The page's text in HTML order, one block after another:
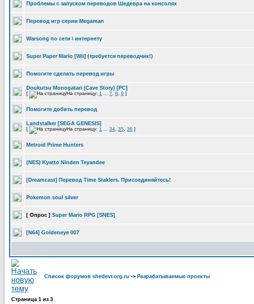
Проблемы с запуском переводов Шедевра на консолях
Перевод игр серии Megaman
Warsong по сети \ интернету
Super Paper Mario [Wii] (требуется переводчик!)
Помогите сделать перевод игры
Doukutsu Monogatari (Cave Story) [PC]
[ На страницу: 1 7 8 9 ]
Помогите добить перевод
Landstalker [SEGA GENESIS]
[ На страницу: 1 34 35 36 ]
Metroid Prime Hunters
(NES) Kyatto Ninden Teyandee
[Dreamcast] Перевод Time Staklers. Присоединяйтесь!
Pokemon soul silver
[ Опрос ] Super Mario RPG [SNES]
[N64] Goldeneye 007
Список форумов shedevr.org.ru -> Разрабатываемые проекты
Страница 1 из 3